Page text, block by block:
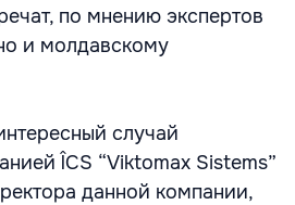
по мнению экспертов
и молдавскому
случай
ÎCS “Viktomax Sistems”
данной компании,